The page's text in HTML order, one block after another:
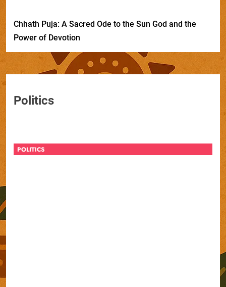
Chhath Puja: A Sacred Ode to the Sun God and the
Power of Devotion
Politics
POLITICS